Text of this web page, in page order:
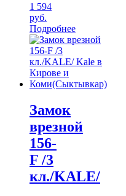
1 594
руб.
Подробнее
Замок
врезной
156-
F /3
кл./KALE/